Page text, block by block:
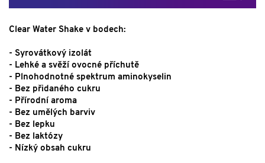
Clear Water Shake v bodech:
- Syrovátkový izolát
- Lehké a svěží ovocné příchutě
- Plnohodnotné spektrum aminokyselin
- Bez přidaného cukru
- Přírodní aroma
- Bez umělých barviv
- Bez lepku
- Bez laktózy
- Nízký obsah cukru